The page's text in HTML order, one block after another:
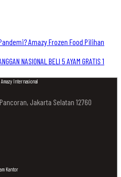
Amazy Frozen Food Pilihan
NASIONAL BELI 5 AYAM GRATIS 1
Amazy Internasional
Jakarta Selatan 12760
Kantor